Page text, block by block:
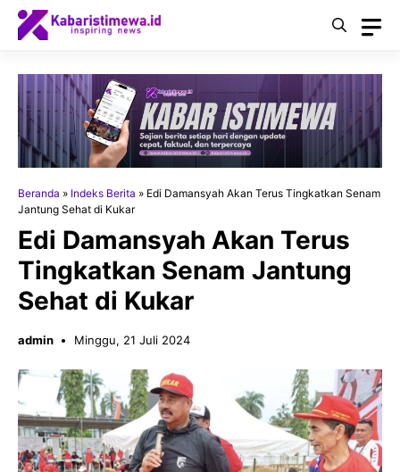
Langsung
Beranda » Indeks Berita » Edi Damansyah Akan Terus Tingkatkan Senam
Jantung Sehat di Kukar
Edi Damansyah Akan Terus
Tingkatkan Senam Jantung
Sehat di Kukar
admin Minggu, 21 Juli 2024